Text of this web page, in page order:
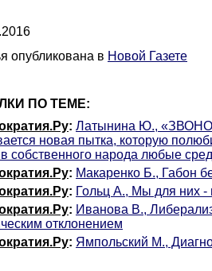
опубликована в Новой Газете
ПО ТЕМЕ:
: Латынина Ю.,
новая пытка, которую
собственного народа любые
: Макаренко Б., Габон
: Гольц А., Мы для них -
: Иванова В.,
отклонением
: Ямпольский М.,